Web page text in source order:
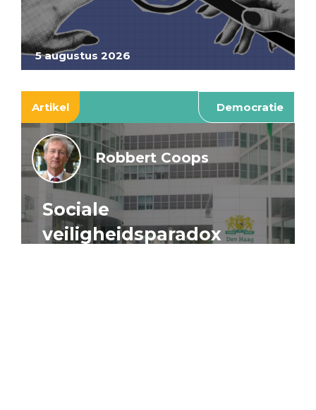
5 augustus 2026
Artikel Democratie
Robbert Coops
Sociale
veiligheidsparadox